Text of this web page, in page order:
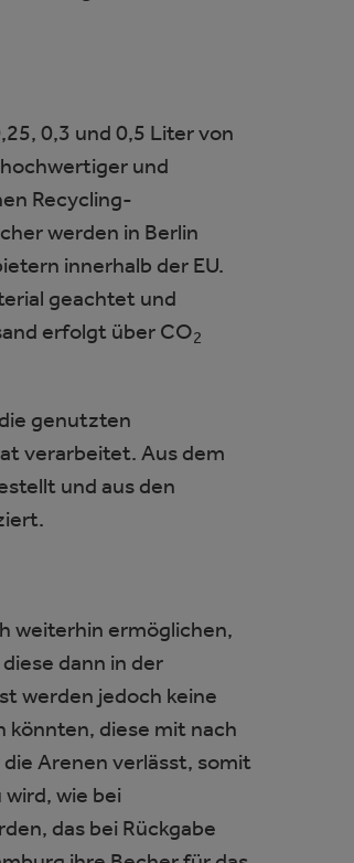
0,3 und 0,5 Liter von
und
Recycling-
werden in Berlin
innerhalb der EU.
geachtet und
erfolgt über CO2
genutzten
verarbeitet. Aus dem
und aus den
weiterhin ermöglichen,
dann in der
werden jedoch keine
könnten, diese mit nach
die Arenen verlässt, somit
wie bei
das bei Rückgabe